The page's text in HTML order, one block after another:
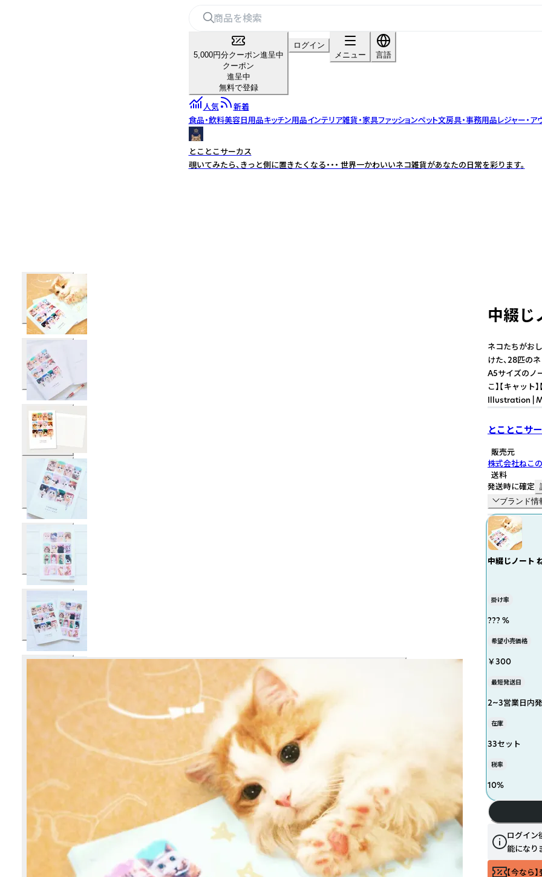
5,000円分クーポン進呈中
クーポン
進呈中
無料で登録
ログイン
メニュー
言語
人気
新着
食品・飲料美容日用品キッチン用品インテリア雑貨・家具ファッションペット文房具・事務用品レジャー・ア
とことこサーカス
覗いてみたら、きっと側に置きたくなる・・・ 世界一かわいいネコ雑貨があなたの日常を彩ります。
中綴じ
ネコたちがお
けた、28匹の
A5サイズのノ
こ】【キャッ
Illustration |
とことこサ
販売元
株式会社ねこ
送料
発送時に確定
ブランド情
中綴じノート
掛け率
??? %
希望小売価格
￥300
最短発送日
2~3営業日内
在庫
33セット
税率
10%
ログイン
能になり
【今なら